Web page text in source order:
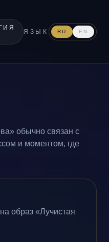
ЯЗЫК RU EN
обычно связан с
и моментом, где
образ «Лучистая